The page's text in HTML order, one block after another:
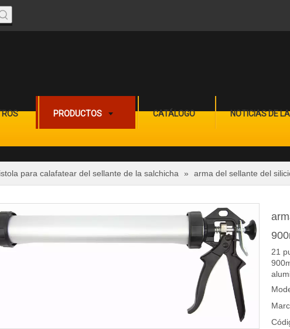
PRODUCTOS CATÁLOGO NOTICIAS DE
para calafatear del sellante de la salchicha » arma del sellante del
21